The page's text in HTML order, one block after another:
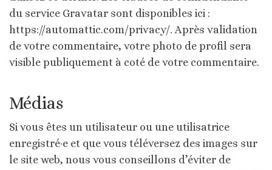
du service Gravatar sont disponibles ici :
https://automattic.com/privacy/. Après validation
de votre commentaire, votre photo de profil sera
visible publiquement à coté de votre commentaire.
Médias
Si vous êtes un utilisateur ou une utilisatrice
enregistré·e et que vous téléversez des images sur
le site web, nous vous conseillons d’éviter de